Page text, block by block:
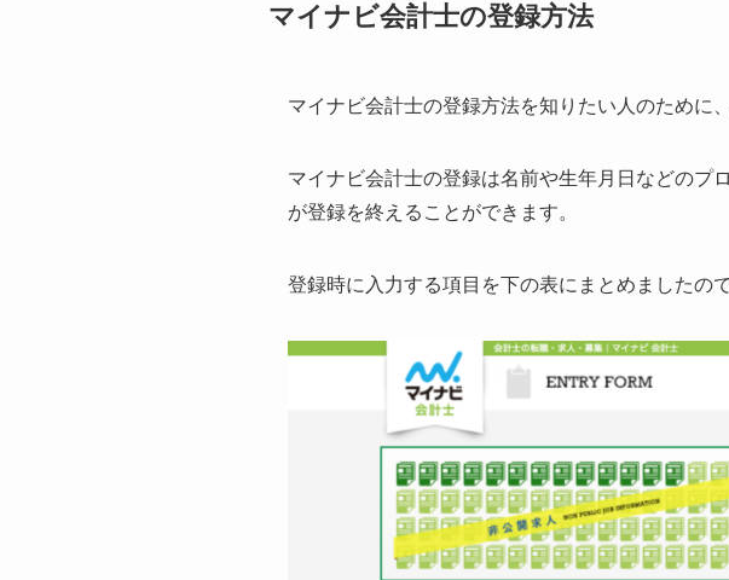
マイナビ会計士の登録方法
マイナビ会計士の登録方法を知りたい人のために
マイナビ会計士の登録は名前や生年月日などのプ
が登録を終えることができます。
登録時に入力する項目を下の表にまとめましたの